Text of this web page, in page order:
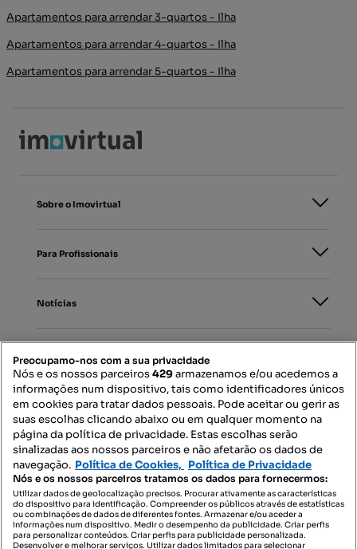
Apartamentos para arrendar 3-quartos - Ilha
Apartamentos para arrendar 4-quartos - Ilha
Apartamentos para arrendar 5-quartos - Ilha
Sobre o Imovirtual
Para Profissionais
Notícias
Mapa do Site
Contacte-nos
SIGA-NOS:
Preocupamo-nos com a sua privacidade
Nós e os nossos parceiros429armazenamos e/ou acedemos a
informações num dispositivo, tais como identificadores únicos
em cookies para tratar dados pessoais. Pode aceitar ou gerir as
suas escolhas clicando abaixo ou em qualquer momento na
página da política de privacidade. Estas escolhas serão
sinalizadas aos nossos parceiros e não afetarão os dados de
navegação. Política de Cookies, Política de Privacidade
Nós e os nossos parceiros tratamos os dados para fornecermos:
Utilizar dados de geolocalização precisos. Procurar ativamente as características
do dispositivo para identificação. Compreender os públicos através de estatísticas
ou combinações de dados de diferentes fontes. Armazenar e/ou aceder a
informações num dispositivo. Medir o desempenho da publicidade. Criar perfis
para personalizar conteúdos. Criar perfis para publicidade personalizada.
Desenvolver e melhorar serviços. Utilizar dados limitados para selecionar